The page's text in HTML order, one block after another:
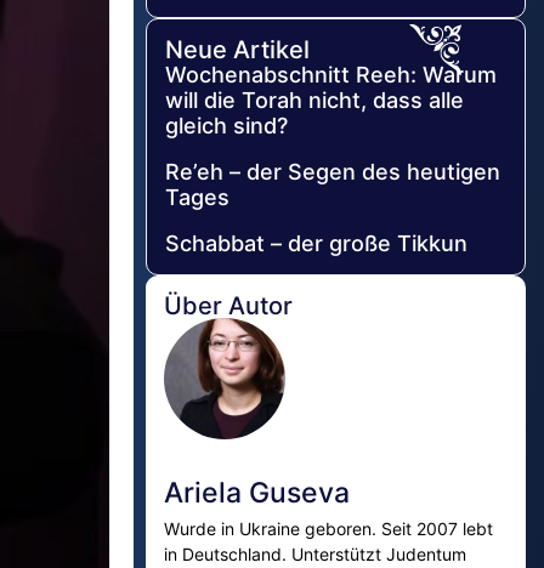
Neue Artikel
Wochenabschnitt Reeh: Warum
will die Torah nicht, dass alle
gleich sind?
Re’eh – der Segen des heutigen
Tages
Schabbat – der große Tikkun
Über Autor
Ariela Guseva
Wurde in Ukraine geboren. Seit 2007 lebt
in Deutschland. Unterstützt Judentum